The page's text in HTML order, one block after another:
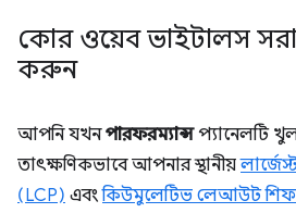
কোর ওয়েব ভাইটালস
করুন
আপনি যখনপারফরম্যান্সপ্যানেলটি
তাৎক্ষণিকভাবে আপনার স্থানীয়
(LCP) এবংকিউমুলেটিভ লেআউট